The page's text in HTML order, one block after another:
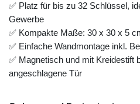
✅ Platz für bis zu 32 Schlüssel,
Gewerbe
✅ Kompakte Maße: 30 x 30 x 5
✅ Einfache Wandmontage inkl.
✅ Magnetisch und mit Kreidestift
angeschlagene Tür